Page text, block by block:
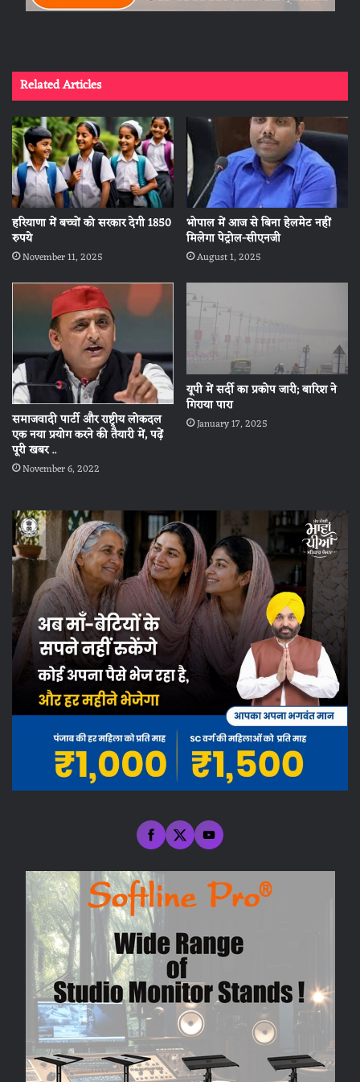
Related Articles
हरियाणा में बच्चों को सरकार देगी 1850
रुपये
November 11, 2025
भोपाल में आज से बिना हेलमेट नहीं
मिलेगा पेट्रोल-सीएनजी
August 1, 2025
समाजवादी पार्टी और राष्ट्रीय लोकदल
एक नया प्रयोग करने की तैयारी में, पढ़ें
पूरी खबर ..
November 6, 2022
यूपी में सर्दी का प्रकोप जारी; बारिश ने
गिराया पारा
January 17, 2025